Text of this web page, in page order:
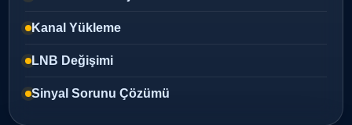
Kanal Yükleme
LNB Değişimi
Sinyal Sorunu Çözümü